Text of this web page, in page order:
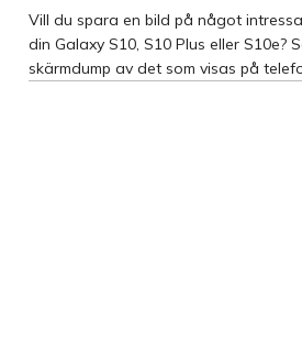
Vill du spara en bild på något
din Galaxy S10, S10 Plus eller S10e?
skärmdump av det som visas på